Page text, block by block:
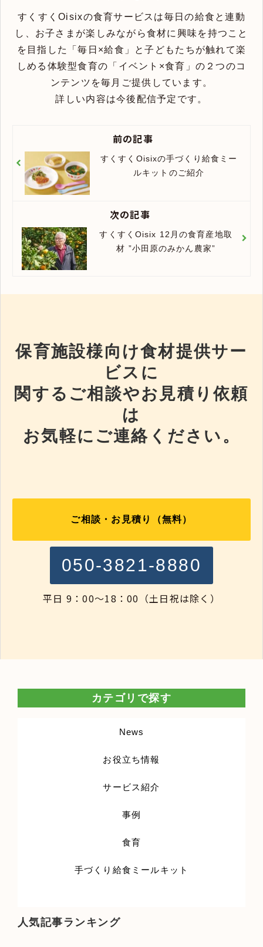
すくすくOisixの食育サービスは毎日の給食と連動
し、お子さまが楽しみながら食材に興味を持つこと
を目指した「毎日×給食」と子どもたちが触れて楽
しめる体験型食育の「イベント×食育」の２つのコ
ンテンツを毎月ご提供しています。
詳しい内容は今後配信予定です。
前の記事
すくすくOisixの手づくり給食ミー
ルキットのご紹介
次の記事
すくすくOisix 12月の食育産地取
材 ”小田原のみかん農家”
保育施設様向け食材提供サー
ビスに
関するご相談やお見積り依頼
は
お気軽にご連絡ください。
ご相談・お見積り（無料）
050-3821-8880
平日 9：00～18：00（土日祝は除く）
カテゴリで探す
News
お役立ち情報
サービス紹介
事例
食育
手づくり給食ミールキット
人気記事ランキング